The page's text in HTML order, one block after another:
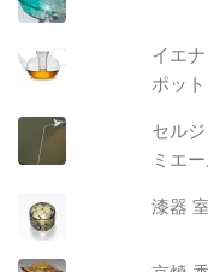
イエ
ポット
セル
ミエ
漆器